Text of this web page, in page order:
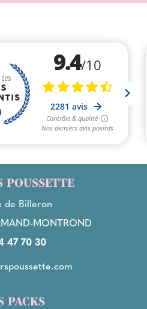
POUSSETTE
de Billeron
MONTROND
47 70 30
PACKS